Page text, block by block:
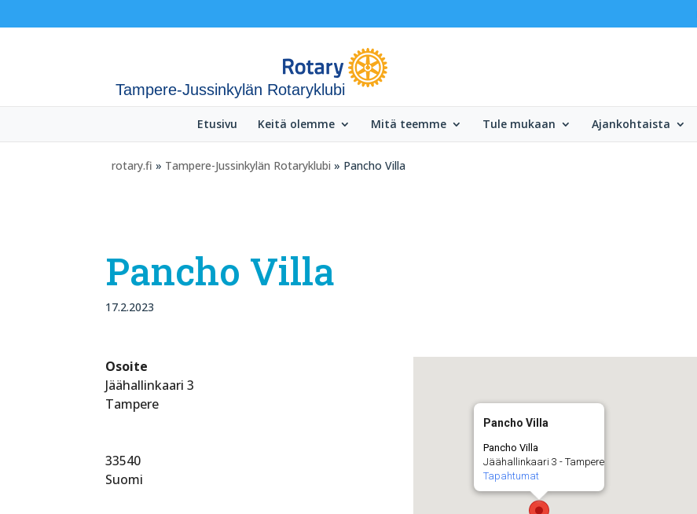
Tampere-Jussinkylän Rotaryklubi
Etusivu Keitä olemme Mitä teemme Tule mukaan Ajankohtaista
rotary.fi » Tampere-Jussinkylän Rotaryklubi » Pancho Villa
Pancho Villa
17.2.2023
Pancho Villa
Pancho Villa
Jäähallinkaari 3 - Tampere
Tapahtumat
Osoite
Jäähallinkaari 3
Tampere
33540
Suomi